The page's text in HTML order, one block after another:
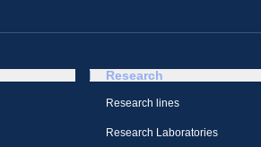
Research
Research lines
Research Laboratories